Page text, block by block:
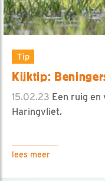
Tip
Kijktip:
15.02.23 Een ruig en
Haringvliet.
lees meer